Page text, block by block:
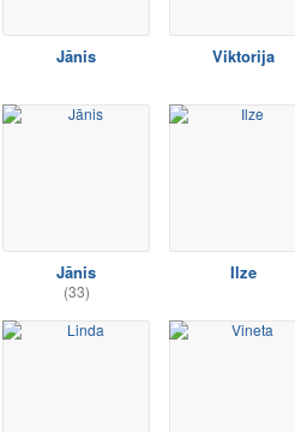
Jānis Viktorija
Jānis
(33)
Ilze